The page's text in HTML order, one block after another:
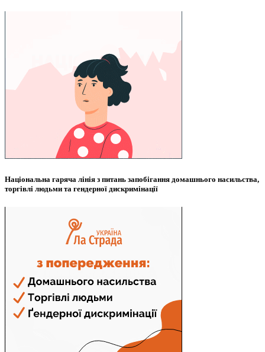
Національна гаряча лінія з питань запобігання домашнього насильства,
торгівлі людьми та гендерної дискримінації